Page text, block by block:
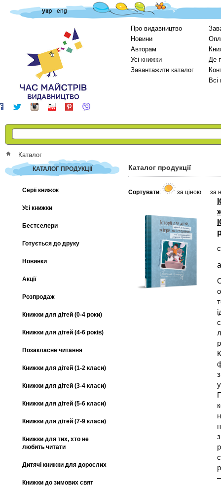
укр eng
Про видавництво
Новини
Авторам
Усі книжки
Завантажити каталог
Де
Каталог
КАТАЛОГ ПРОДУКЦІЇ
Серії книжок
Усі книжки
Бестселери
Готується до друку
Новинки
Акції
Розпродаж
Книжки для дітей (0-4 роки)
Книжки для дітей (4-6 років)
Позакласне читання
Книжки для дітей (1-2 класи)
Книжки для дітей (3-4 класи)
Книжки для дітей (5-6 класи)
Книжки для дітей (7-9 класи)
Книжки для тих, хто не
любить читати
Дитячі книжки для дорослих
Книжки до зимових свят
Каталог продукції
Сортувати: за ціною за